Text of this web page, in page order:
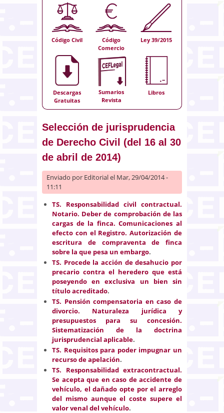
Código Civil
Código
Comercio
Ley 39/2015
Descargas
Gratuitas
Sumarios
Revista
Libros
Selección de jurisprudencia
de Derecho Civil (del 16 al 30
de abril de 2014)
Enviado por Editorialel Mar, 29/04/2014 -
11:11
TS. Responsabilidad civil contractual.
Notario. Deber de comprobación de las
cargas de la finca. Comunicaciones al
efecto con el Registro. Autorización de
escritura de compraventa de finca
sobre la que pesa un embargo.
TS. Procede la acción de desahucio por
precario contra el heredero que está
poseyendo en exclusiva un bien sin
título acreditado.
TS. Pensión compensatoria en caso de
divorcio. Naturaleza jurídica y
presupuestos para su concesión.
Sistematización de la doctrina
jurisprudencial aplicable.
TS. Requisitos para poder impugnar un
recurso de apelación.
TS. Responsabilidad extracontractual.
Se acepta que en caso de accidente de
vehículo, el dañado opte por el arreglo
del mismo aunque el coste supere el
valor venal del vehículo.